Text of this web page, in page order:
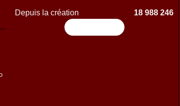
Depuis la création
18 988 246